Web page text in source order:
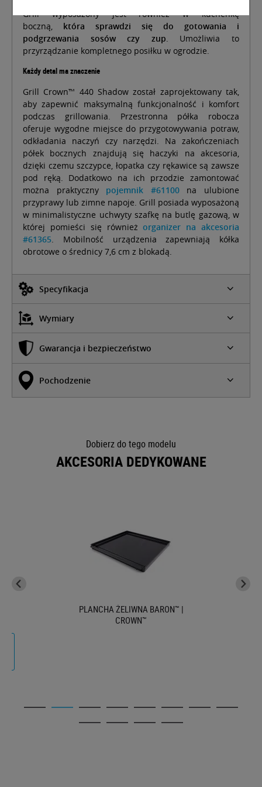
Grill wyposażony jest również w kuchenkę
boczną, która sprawdzi się do gotowania i
podgrzewania sosów czy zup. Umożliwia to
przyrządzanie kompletnego posiłku w ogrodzie.
Każdy detal ma znaczenie
Grill Crown™ 440 Shadow został zaprojektowany tak,
aby zapewnić maksymalną funkcjonalność i komfort
podczas grillowania. Przestronna półka robocza
oferuje wygodne miejsce do przygotowywania potraw,
odkładania naczyń czy narzędzi. Na zakończeniach
półek bocznych znajdują się haczyki na akcesoria,
dzięki czemu szczypce, łopatka czy rękawice są zawsze
pod ręką. Dodatkowo na ich przodzie zamontować
można praktyczny pojemnik #61100 na ulubione
przyprawy lub zimne napoje. Grill posiada wyposażoną
w minimalistyczne uchwyty szafkę na butlę gazową, w
której pomieści się równieżorganizer na akcesoria
#61365. Mobilność urządzenia zapewniają kółka
obrotowe o średnicy 7,6 cm z blokadą.
Specyfikacja
Wymiary
Gwarancja i bezpieczeństwo
Pochodzenie
Dobierz do tego modelu
AKCESORIA DEDYKOWANE
PLANCHA ŻELIWNA BARON™ |
CROWN™